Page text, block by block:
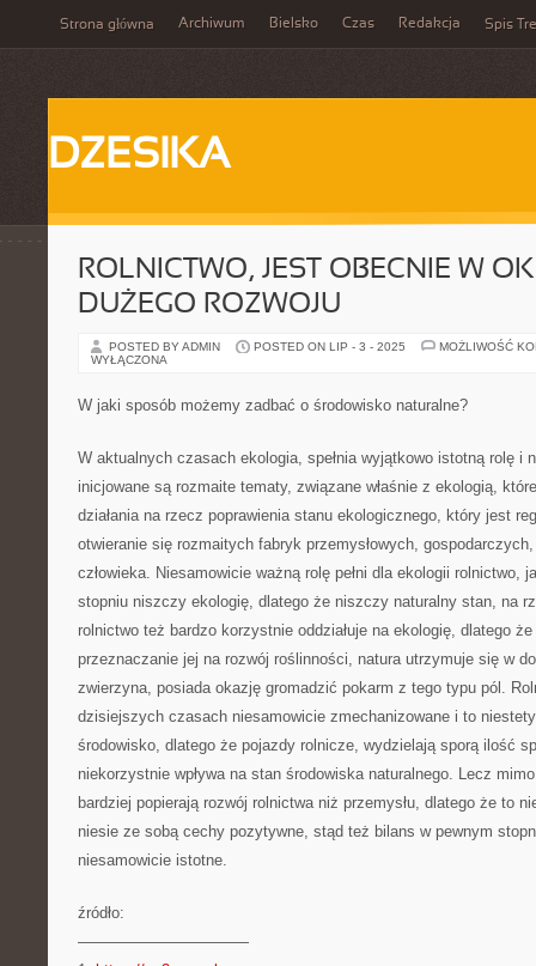
Strona główna Archiwum Bielsko Czas Redakcja Spis
DZESIKA
ROLNICTWO, JEST OBECNIE W
DUŻEGO ROZWOJU
POSTED BY ADMIN POSTED ON LIP - 3 - 2025
MOŻLIWOŚĆ
WYŁĄCZONA
W jaki sposób możemy zadbać o środowisko naturalne?
W aktualnych czasach ekologia, spełnia wyjątkowo istotną rolę i
inicjowane są rozmaite tematy, związane właśnie z ekologią,
działania na rzecz poprawienia stanu ekologicznego, który jest
otwieranie się rozmaitych fabryk przemysłowych,
człowieka. Niesamowicie ważną rolę pełni dla ekologii rolnictwo,
stopniu niszczy ekologię, dlatego że niszczy naturalny stan, na
rolnictwo też bardzo korzystnie oddziałuje na ekologię, dlatego
przeznaczanie jej na rozwój roślinności, natura utrzymuje się w
zwierzyna, posiada okazję gromadzić pokarm z tego typu pól.
dzisiejszych czasach niesamowicie zmechanizowane i to
środowisko, dlatego że pojazdy rolnicze, wydzielają sporą ilość
niekorzystnie wpływa na stan środowiska naturalnego. Lecz
bardziej popierają rozwój rolnictwa niż przemysłu, dlatego że to
niesie ze sobą cechy pozytywne, stąd też bilans w pewnym
niesamowicie istotne.
źródło:
———————————